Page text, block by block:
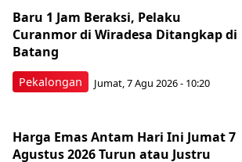
Pekalongan
Baru 1 Jam Beraksi, Pelaku
Curanmor di Wiradesa Ditangkap di
Batang
Jumat, 7 Agu 2026 - 10:20
Harga Emas Antam Hari Ini Jumat 7
Agustus 2026 Turun atau Justru